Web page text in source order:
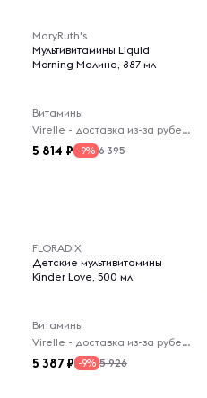
MaryRuth's
Мультивитамины Liquid
Morning Малина, 887 мл
Витамины
Virelle - доставка из-за рубежа
5 814 -9% 6 395
FLORADIX
Детские мультивитамины
Kinder Love, 500 мл
Витамины
Virelle - доставка из-за рубежа
5 387 -9% 5 926